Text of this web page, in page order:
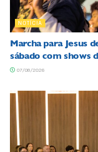
NOTÍCIA
Marcha para Jesus
sábado com shows
07/08/2026